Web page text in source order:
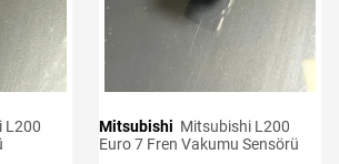
Mitsubishi
Euro 7 Fren Vakumu Sensörü